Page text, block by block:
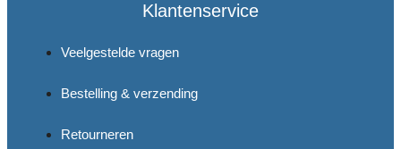
Klantenservice
Veelgestelde vragen
Bestelling & verzending
Retourneren